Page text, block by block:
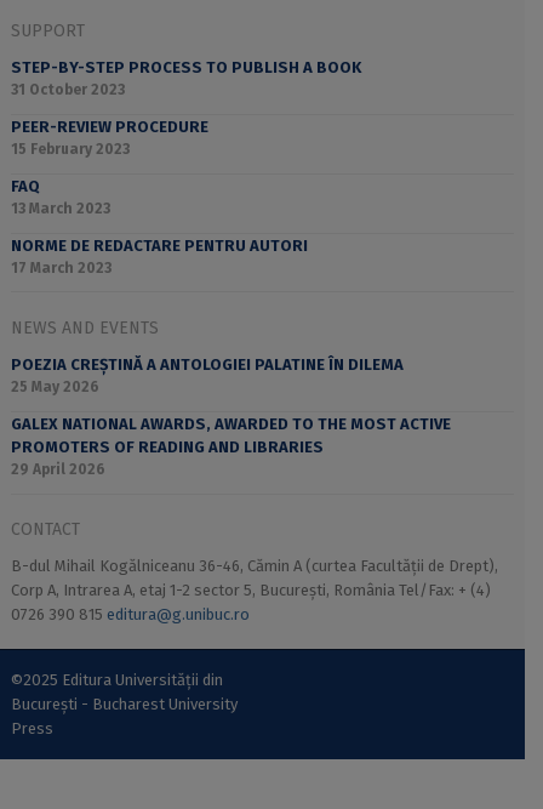
SUPPORT
STEP-BY-STEP PROCESS TO PUBLISH A BOOK
31 October 2023
PEER-REVIEW PROCEDURE
15 February 2023
FAQ
13 March 2023
NORME DE REDACTARE PENTRU AUTORI
17 March 2023
NEWS AND EVENTS
POEZIA CREȘTINĂ A ANTOLOGIEI PALATINE ÎN DILEMA
25 May 2026
GALEX NATIONAL AWARDS, AWARDED TO THE MOST ACTIVE
PROMOTERS OF READING AND LIBRARIES
29 April 2026
CONTACT
B-dul Mihail Kogălniceanu 36-46, Cămin A (curtea Facultății de Drept),
Corp A, Intrarea A, etaj 1-2 sector 5, București, România Tel/Fax: + (4)
0726 390 815 editura@g.unibuc.ro
©2025 Editura Universității din
București - Bucharest University
Press